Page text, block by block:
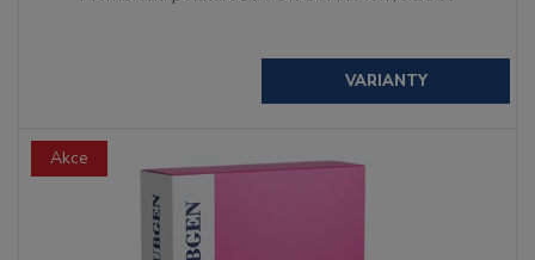
VARIANTY
Akce